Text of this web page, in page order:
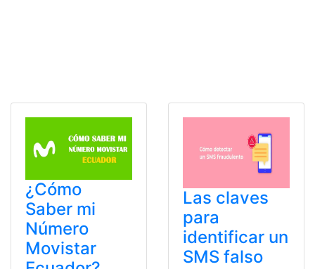
¿Cómo
Saber mi
Número
Movistar
Las claves
para
identificar un
SMS falso